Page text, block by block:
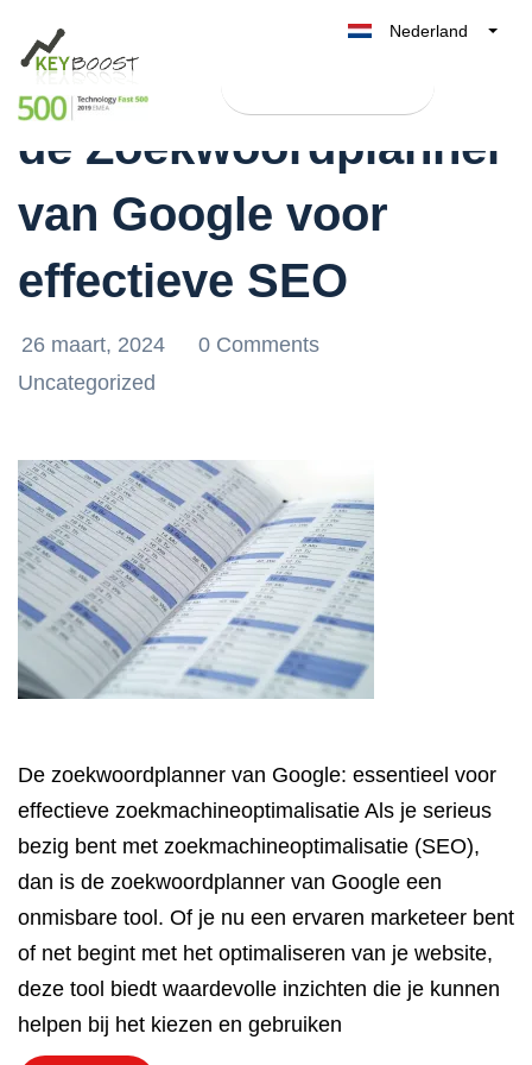
Nederland
België
Ontdek de kracht van
de Zoekwoordplanner
van Google voor
effectieve SEO
26 maart, 2024
0 Comments
Uncategorized
De zoekwoordplanner van Google: essentieel voor
effectieve zoekmachineoptimalisatie Als je serieus
bezig bent met zoekmachineoptimalisatie (SEO),
dan is de zoekwoordplanner van Google een
onmisbare tool. Of je nu een ervaren marketeer bent
of net begint met het optimaliseren van je website,
deze tool biedt waardevolle inzichten die je kunnen
helpen bij het kiezen en gebruiken